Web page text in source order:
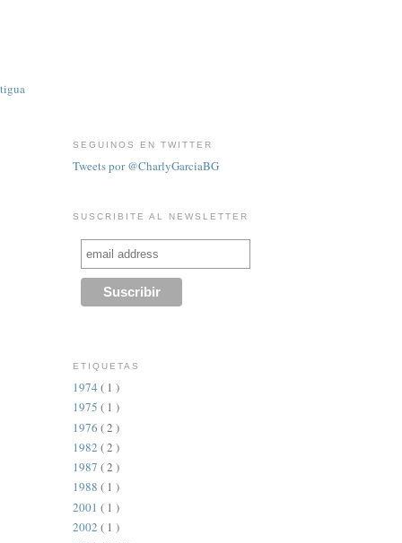
SEGUINOS EN TWITTER
Tweets por @CharlyGarciaBG
SUSCRIBITE AL NEWSLETTER
ETIQUETAS
1974 ( 1 )
1975 ( 1 )
1976 ( 2 )
1982 ( 2 )
1987 ( 2 )
1988 ( 1 )
2001 ( 1 )
2002 ( 1 )